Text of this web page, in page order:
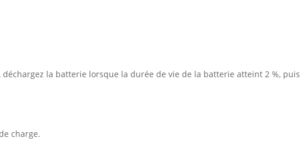
la batterie lorsque la durée de vie de la batterie atteint 2 %, puis
charge.